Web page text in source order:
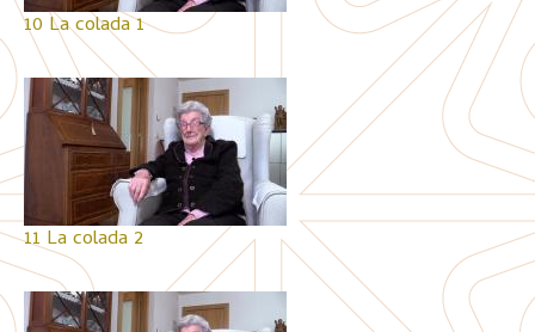
10 La colada 1
11 La colada 2